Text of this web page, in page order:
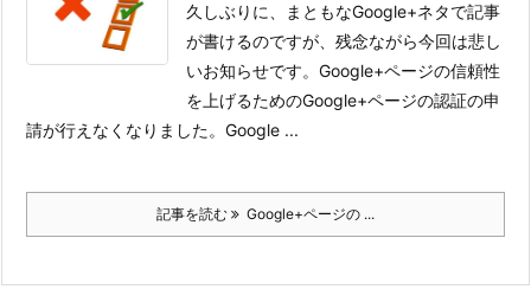
久しぶりに、まともなGoogle+ネタで記事
が書けるのですが、残念ながら今回は悲し
いお知らせです。Google+ページの信頼性
を上げるためのGoogle+ページの認証の申
請が行えなくなりました。 Google ...
記事を読む Google+ページの ...